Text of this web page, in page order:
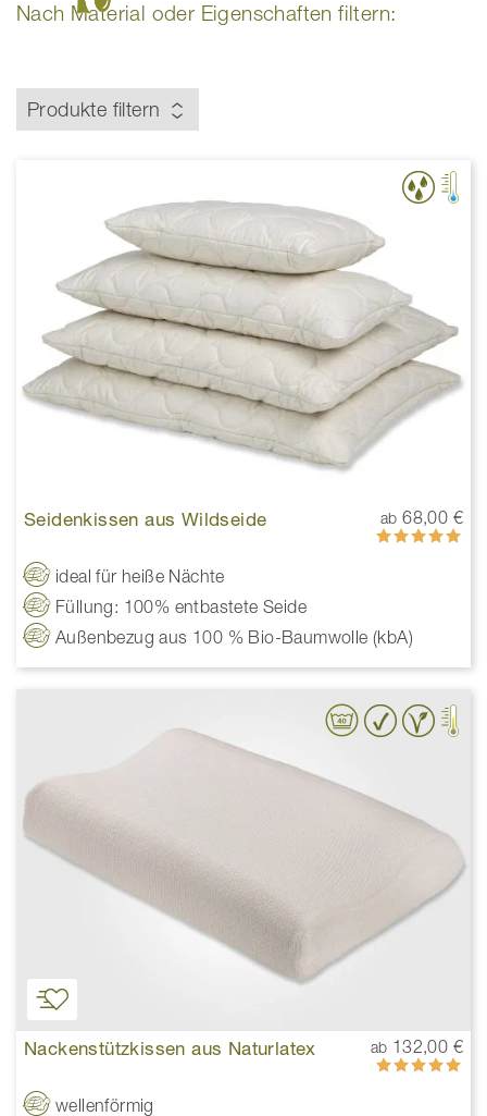
Nach Material oder Eigenschaften filtern:
Produkte filtern
Seidenkissen aus Wildseide ab68,00 €
Bewertung:
100%
ideal für heiße Nächte
Füllung: 100% entbastete Seide
Außenbezug aus 100 % Bio-Baumwolle (kbA)
Nackenstützkissen aus Naturlatex ab 132,00 €
Bewertung:
100%
wellenförmig